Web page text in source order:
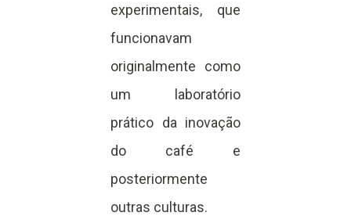
experimentais, que
funcionavam
originalmente como
um laboratório
prático da inovação
do café e
posteriormente
outras culturas.